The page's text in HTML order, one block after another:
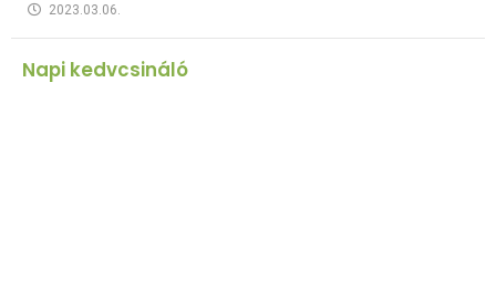
2023.03.06.
Napi kedvcsináló